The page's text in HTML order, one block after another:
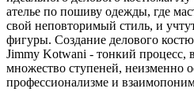
ателье по пошиву одежды, где
свой неповторимый стиль, и
фигуры. Создание делового
Jimmy Kotwani - тонкий процесс,
множество ступеней, неизменно
профессионализме и